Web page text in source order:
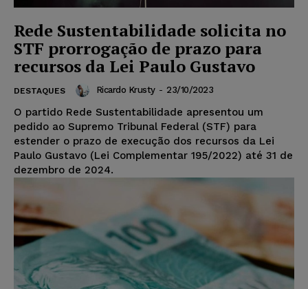
Rede Sustentabilidade solicita no
STF prorrogação de prazo para
recursos da Lei Paulo Gustavo
DESTAQUES Ricardo Krusty - 23/10/2023
O partido Rede Sustentabilidade apresentou um
pedido ao Supremo Tribunal Federal (STF) para
estender o prazo de execução dos recursos da Lei
Paulo Gustavo (Lei Complementar 195/2022) até 31 de
dezembro de 2024.